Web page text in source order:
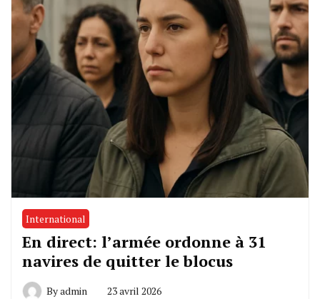
International
En direct: l’armée ordonne à 31
navires de quitter le blocus
Byadmin 23 avril 2026